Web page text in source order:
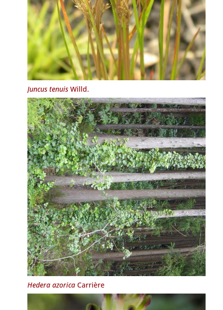
Juncus tenuisWilld.
Hedera azoricaCarrière